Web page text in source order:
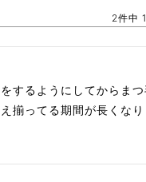
2件中 1
するようにしてからま
揃ってる期間が長くなり